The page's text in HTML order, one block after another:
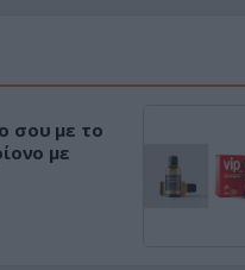
σου με το
με